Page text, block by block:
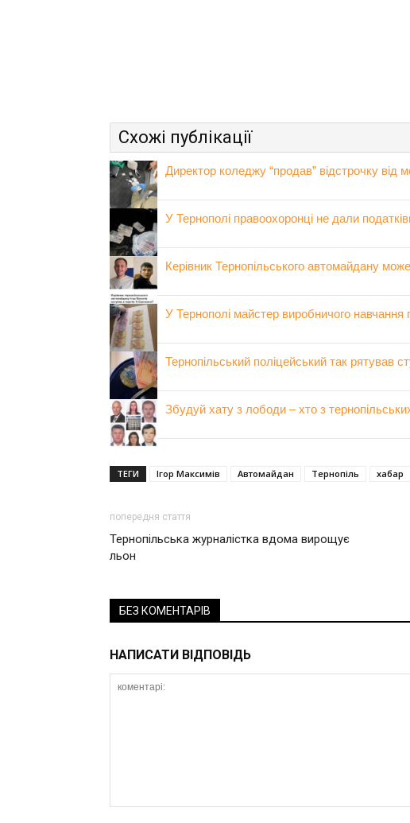
Схожі публікації
Директор коледжу “продав” відстрочку від
У Тернополі правоохоронці не дали
Керівник Тернопільського автомайдану
У Тернополі майстер виробничого навчання
Тернопільський поліцейський так рятував
Збудуй хату з лободи – хто з
ТЕГИ Ігор Максимів Автомайдан Тернопіль хабар
попередня стаття
Тернопільська журналістка вдома вирощує
льон
БЕЗ КОМЕНТАРІВ
НАПИСАТИ ВІДПОВІДЬ